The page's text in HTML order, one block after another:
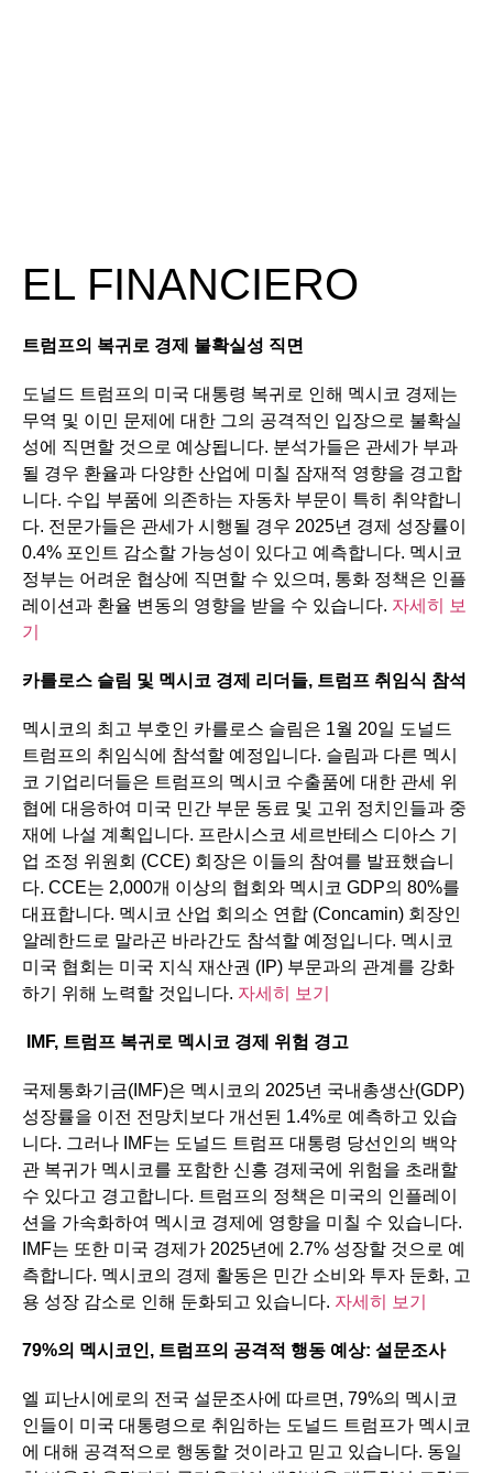
EL FINANCIERO
트럼프의 복귀로 경제 불확실성 직면
도널드 트럼프의 미국 대통령 복귀로 인해 멕시코 경제는
무역 및 이민 문제에 대한 그의 공격적인 입장으로 불확실
성에 직면할 것으로 예상됩니다. 분석가들은 관세가 부과
될 경우 환율과 다양한 산업에 미칠 잠재적 영향을 경고합
니다. 수입 부품에 의존하는 자동차 부문이 특히 취약합니
다. 전문가들은 관세가 시행될 경우 2025년 경제 성장률이
0.4% 포인트 감소할 가능성이 있다고 예측합니다. 멕시코
정부는 어려운 협상에 직면할 수 있으며, 통화 정책은 인플
레이션과 환율 변동의 영향을 받을 수 있습니다. 자세히 보
기
카를로스 슬림 및 멕시코 경제 리더들, 트럼프 취임식 참석
멕시코의 최고 부호인 카를로스 슬림은 1월 20일 도널드
트럼프의 취임식에 참석할 예정입니다. 슬림과 다른 멕시
코 기업리더들은 트럼프의 멕시코 수출품에 대한 관세 위
협에 대응하여 미국 민간 부문 동료 및 고위 정치인들과 중
재에 나설 계획입니다. 프란시스코 세르반테스 디아스 기
업 조정 위원회 (CCE) 회장은 이들의 참여를 발표했습니
다. CCE는 2,000개 이상의 협회와 멕시코 GDP의 80%를
대표합니다. 멕시코 산업 회의소 연합 (Concamin) 회장인
알레한드로 말라곤 바라간도 참석할 예정입니다. 멕시코
미국 협회는 미국 지식 재산권 (IP) 부문과의 관계를 강화
하기 위해 노력할 것입니다. 자세히 보기
IMF, 트럼프 복귀로 멕시코 경제 위험 경고
국제통화기금(IMF)은 멕시코의 2025년 국내총생산(GDP)
성장률을 이전 전망치보다 개선된 1.4%로 예측하고 있습
니다. 그러나 IMF는 도널드 트럼프 대통령 당선인의 백악
관 복귀가 멕시코를 포함한 신흥 경제국에 위험을 초래할
수 있다고 경고합니다. 트럼프의 정책은 미국의 인플레이
션을 가속화하여 멕시코 경제에 영향을 미칠 수 있습니다.
IMF는 또한 미국 경제가 2025년에 2.7% 성장할 것으로 예
측합니다. 멕시코의 경제 활동은 민간 소비와 투자 둔화, 고
용 성장 감소로 인해 둔화되고 있습니다. 자세히 보기
79%의 멕시코인, 트럼프의 공격적 행동 예상: 설문조사
엘 피난시에로의 전국 설문조사에 따르면, 79%의 멕시코
인들이 미국 대통령으로 취임하는 도널드 트럼프가 멕시코
에 대해 공격적으로 행동할 것이라고 믿고 있습니다. 동일